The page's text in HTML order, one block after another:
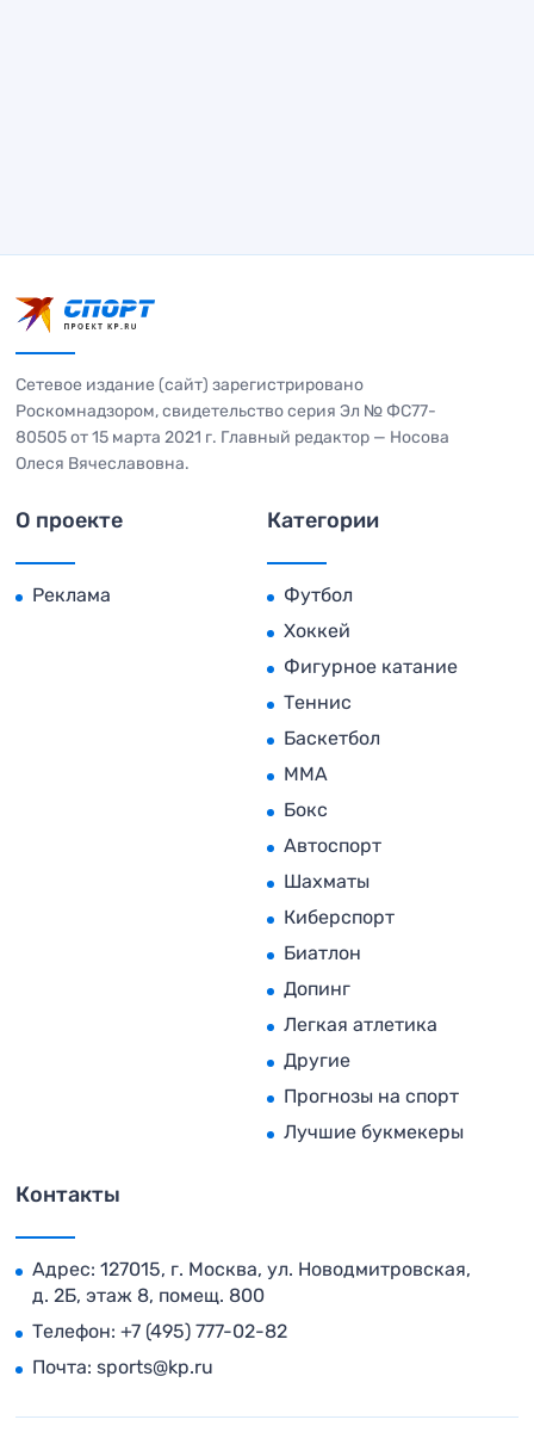
Сетевое издание (сайт) зарегистрировано
Роскомнадзором, свидетельство серия Эл № ФС77-
80505 от 15 марта 2021 г. Главный редактор — Носова
Олеся Вячеславовна.
О проекте
Реклама
Категории
Футбол
Хоккей
Фигурное катание
Теннис
Баскетбол
MMA
Бокс
Автоспорт
Шахматы
Киберспорт
Биатлон
Допинг
Легкая атлетика
Другие
Прогнозы на спорт
Лучшие букмекеры
Контакты
Адрес: 127015, г. Москва, ул. Новодмитровская,
д. 2Б, этаж 8, помещ. 800
Телефон: +7 (495) 777-02-82
Почта: sports@kp.ru